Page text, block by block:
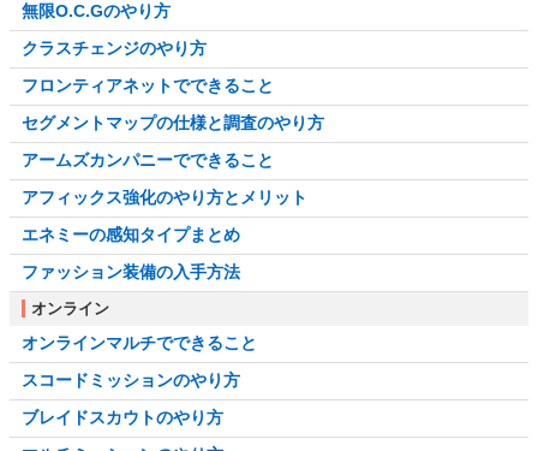
無限O.C.Gのやり方
クラスチェンジのやり方
フロンティアネットでできること
セグメントマップの仕様と調査のやり方
アームズカンパニーでできること
アフィックス強化のやり方とメリット
エネミーの感知タイプまとめ
ファッション装備の入手方法
オンライン
オンラインマルチでできること
スコードミッションのやり方
ブレイドスカウトのやり方